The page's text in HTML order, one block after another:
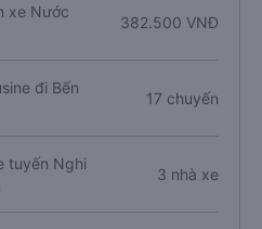
xe Nước
382.500 VNĐ
đi Bến
17 chuyến
tuyến Nghi
3 nhà xe